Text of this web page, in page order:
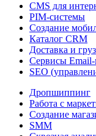
CMS для
PIM-системы
Создание
Каталог CRM
Доставка и
Сервисы Email-
SEO
Дропшиппинг
Работа с
Создание
SMM